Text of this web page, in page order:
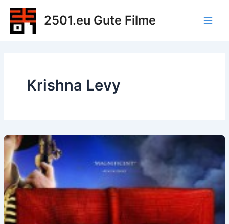
Zum
Inhalt
springen
2501.eu Gute Filme
Krishna Levy